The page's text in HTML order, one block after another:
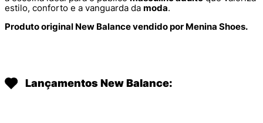
estilo, conforto e a vanguarda da moda.
Produto original New Balance vendido por Menina Shoes.
Lançamentos New Balance: